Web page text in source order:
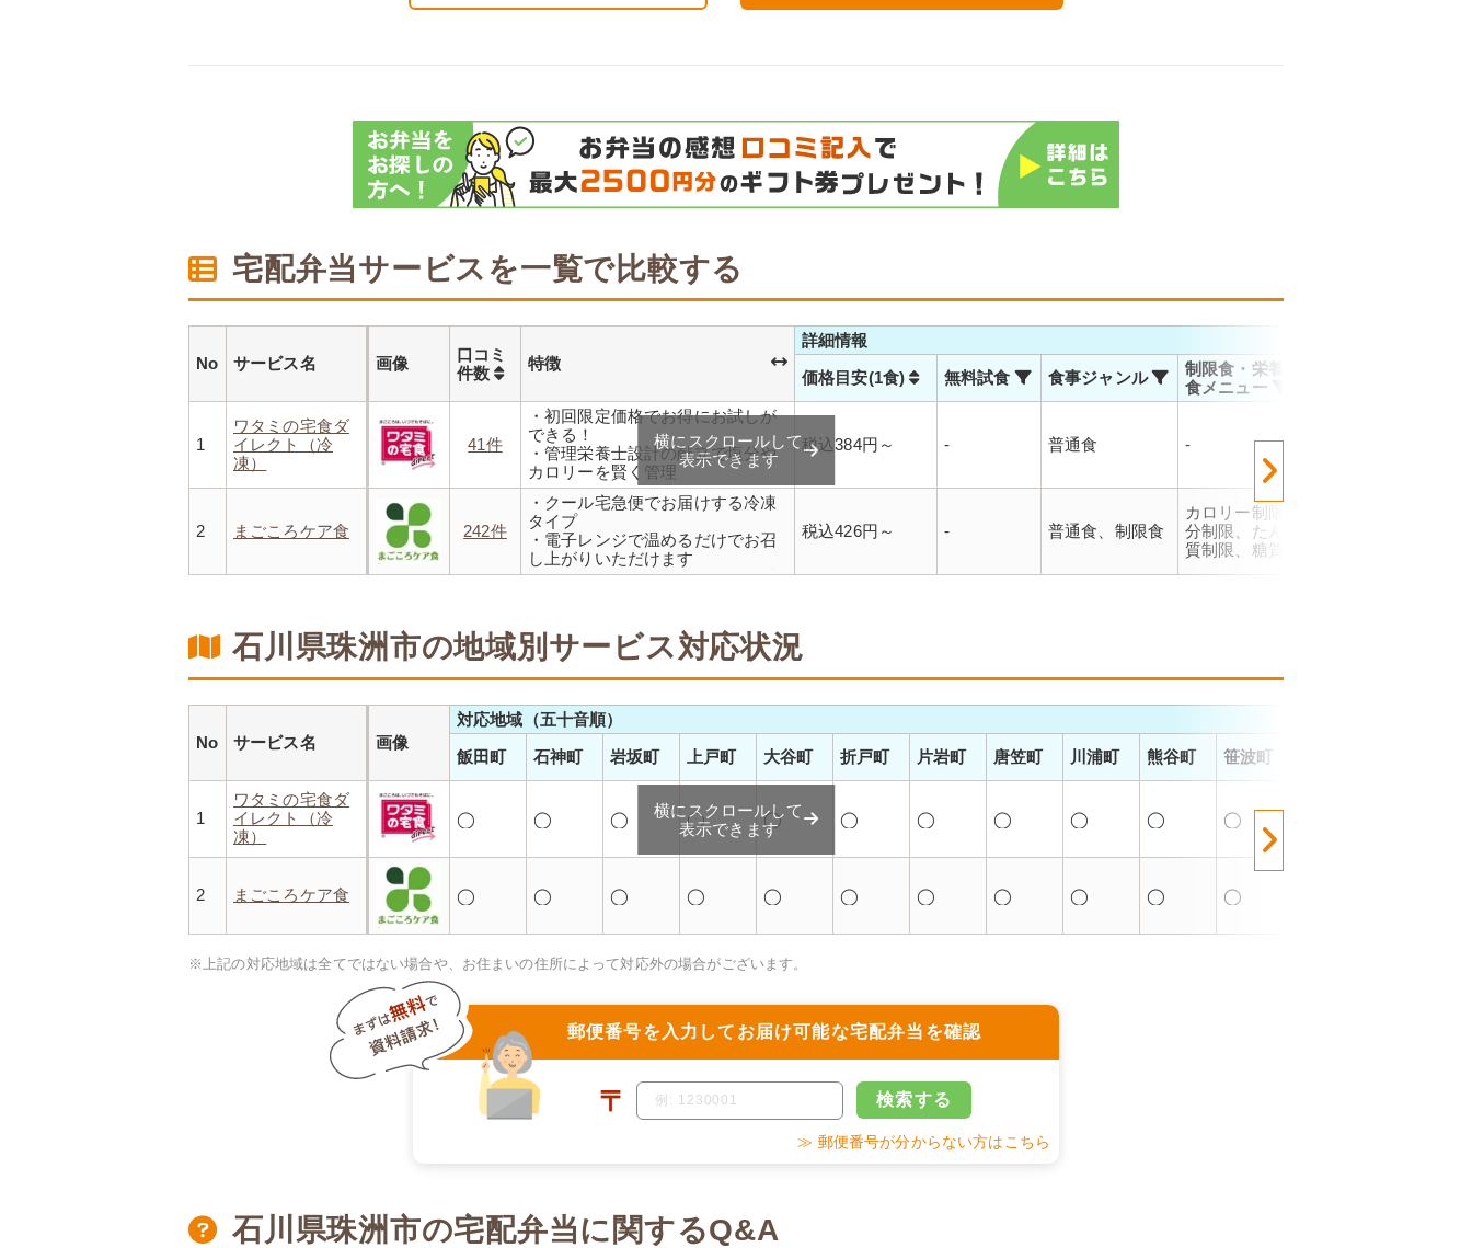
宅配弁当サービスを一覧で比較する
No サービス名 画像
口コミ
件数
特徴
詳細情報
価格目安(1食)
無料試食 食事ジャンル
制限食・栄養調整
食メニュー
1
ワタミの宅食ダ
イレクト（冷
凍）
41件
・初回限定価格でお得にお試しが
できる！
・管理栄養士設計の献立で塩分や
カロリーを賢く管理
・レンジで温めるだけ 火を使わず
安全で片付けも簡単
・豊富な献立で毎日の食卓を飽き
ることなく楽しめます
税込384円～ - 普通食 -
2 まごころケア食 242件
・クール宅急便でお届けする冷凍
タイプ
・電子レンジで温めるだけでお召
し上がりいただけます
・メニューの組み合わせは管理栄
20％OFF！
税込426円～ - 普通食、制限食
カロリー制限、塩
分制限、たんぱく
質制限、糖質制限
横にスクロールして
表示できます
石川県珠洲市の地域別サービス対応状況
No サービス名 画像
対応地域（五十音順）
飯田町
石神町 岩坂町 上戸町 大谷町 折戸町 片岩町 唐笠町 川浦町 熊谷町 笹波町
1
ワタミの宅食ダ
イレクト（冷
凍）
◯ ◯ ◯ ◯ ◯ ◯ ◯ ◯ ◯ ◯ ◯
2 まごころケア食 ◯ ◯ ◯ ◯ ◯ ◯ ◯ ◯ ◯ ◯ ◯
横にスクロールして
表示できます
※上記の対応地域は全てではない場合や、お住まいの住所によって対応外の場合がございます。
郵便番号を入力して お届け可能な宅配弁当を確認
〒 検索する
≫ 郵便番号が分からない方はこちら
石川県珠洲市の宅配弁当に関するQ&A